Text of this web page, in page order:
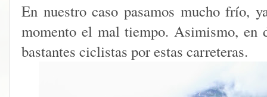
En nuestro caso pasamos mucho frío,
momento el mal tiempo. Asimismo, en
bastantes ciclistas por estas carreteras.